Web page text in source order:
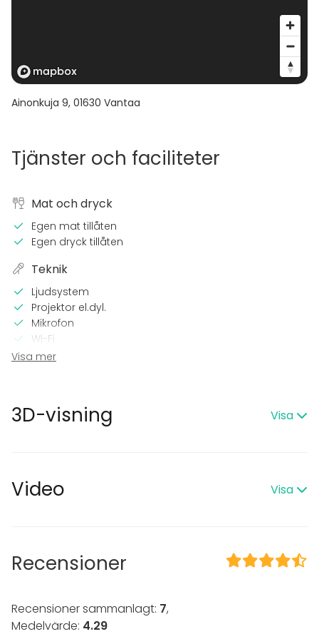
Ainonkuja 9, 01630 Vantaa
Tjänster och faciliteter
Mat och dryck
Egen mat tillåten
Egen dryck tillåten
Teknik
Ljudsystem
Projektor el.dyl.
Mikrofon
Wi-Fi
I lokalen
Utrustning
Evenemang
Middag / Lunch
Möte
Föreställning / show
Rekreation
Visa mer
3D-visning Visa
Video Visa
Recensioner
Recensioner sammanlagt: 7,
Medelvärde: 4.29